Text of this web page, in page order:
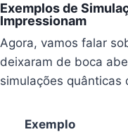
Exemplos de
Impressionam
Agora, vamos falar
deixaram de boca
simulações quânticas
Exemplo